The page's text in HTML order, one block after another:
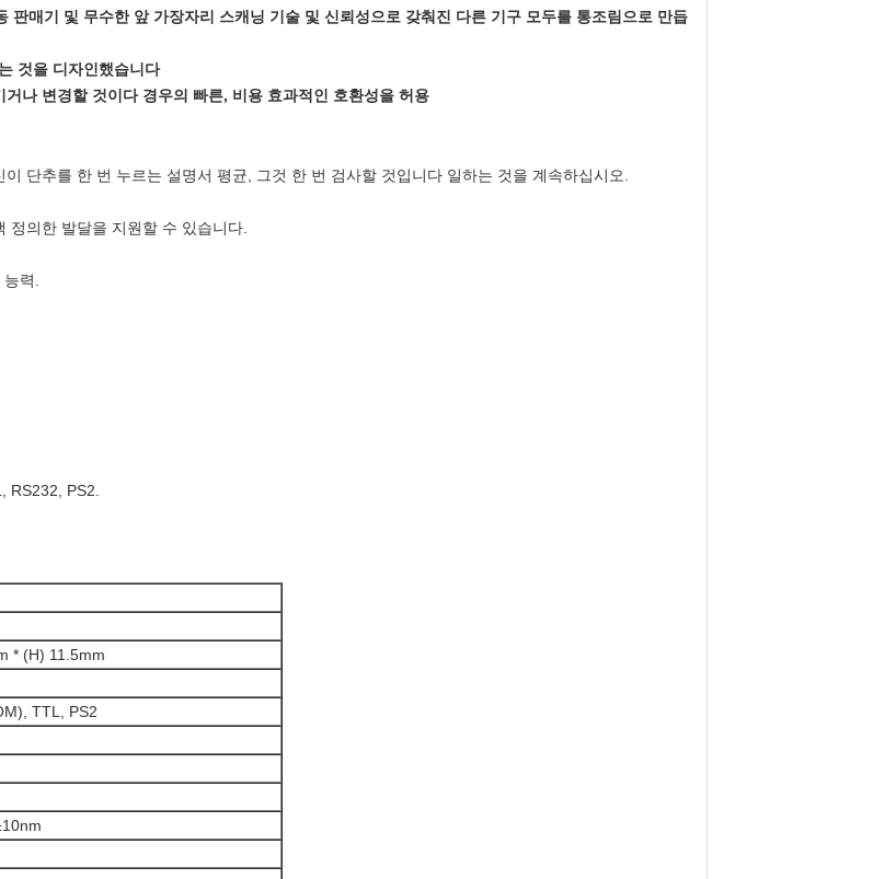
판매기 및 무수한 앞 가장자리 스캐닝 기술 및 신뢰성으로 갖춰진 다른 기구 모두를 통조림으로 만듭
것을 디자인했습니다
나 변경할 것이다 경우의 빠른, 비용 효과적인 호환성을 허용
단추를 한 번 누르는 설명서 평균, 그것 한 번 검사할 것입니다 일하는 것을 계속하십시오.
의한 발달을 지원할 수 있습니다.
력.
RS232, PS2.
* (H) 11.5mm
TTL, PS2